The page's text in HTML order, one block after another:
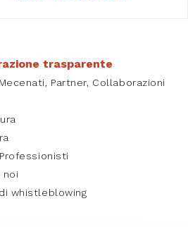
trasparente
Partner, Collaborazioni
noi
whistleblowing